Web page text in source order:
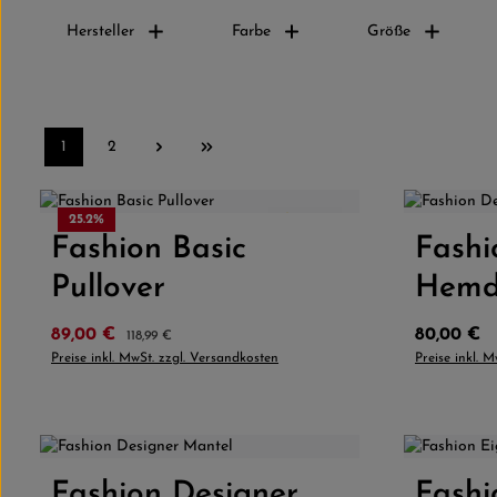
Hersteller Farbe Größe
1 2
25.2%
Produkt Anzahl: Gib den
Fashion Basic
Pullover
Verkaufspreis:
89,00 € Regulärer Preis:
118,99 €
Preise inkl. MwSt. zzgl. Versandkosten
Regulärer
80,00 €
Preise inkl.